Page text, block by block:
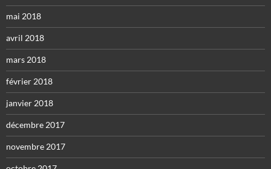
mai 2018
avril 2018
mars 2018
février 2018
janvier 2018
décembre 2017
novembre 2017